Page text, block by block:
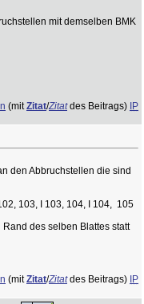
mit demselben BMK
(mitZitat/Zitatdes Beitrags) IP
den Abbruchstellen die sind
103, I 103, 104, I 104, 105
des selben Blattes statt
(mitZitat/Zitatdes Beitrags) IP